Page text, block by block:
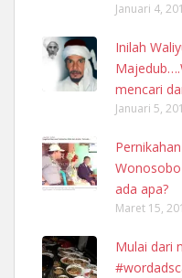
Januari 4,
Inilah
mencari
Januari 5,
ada apa?
Maret 15,
Mulai dari